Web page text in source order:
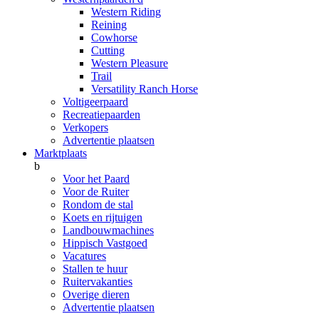
Western Riding
Reining
Cowhorse
Cutting
Western Pleasure
Trail
Versatility Ranch Horse
Voltigeerpaard
Recreatiepaarden
Verkopers
Advertentie plaatsen
Marktplaats
b
Voor het Paard
Voor de Ruiter
Rondom de stal
Koets en rijtuigen
Landbouwmachines
Hippisch Vastgoed
Vacatures
Stallen te huur
Ruitervakanties
Overige dieren
Advertentie plaatsen